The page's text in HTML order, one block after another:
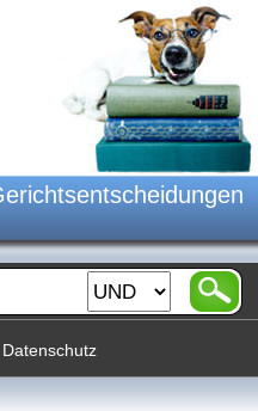
Datenschutz